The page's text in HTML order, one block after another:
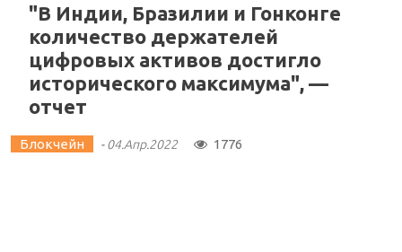
"В Индии, Бразилии и Гонконге
количество держателей
цифровых активов достигло
исторического максимума", —
отчет
Блокчейн -04.Апр.2022 1776